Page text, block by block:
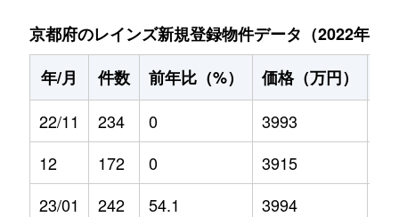
京都府のレインズ新規登録物件データ（2022年11
年/月
件数 前年比（%） 価格（万円）
22/11
234 0 3993
12
172 0 3915
23/01
242 54.1 3994